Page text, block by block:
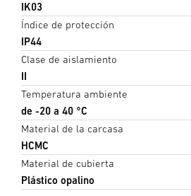
IK03
Índice de protección
IP44
Clase de aislamiento
II
Temperatura ambiente
de -20 a 40 °C
Material de la carcasa
HCMC
Material de cubierta
Plástico opalino